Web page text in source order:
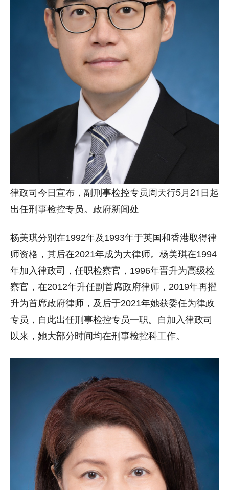
律政司今日宣布，副刑事检控专员周天行5月21日起
出任刑事检控专员。政府新闻处
杨美琪分别在1992年及1993年于英国和香港取得律
师资格，其后在2021年成为大律师。杨美琪在1994
年加入律政司，任职检察官，1996年晋升为高级检
察官，在2012年升任副首席政府律师，2019年再擢
升为首席政府律师，及后于2021年她获委任为律政
专员，自此出任刑事检控专员一职。自加入律政司
以来，她大部分时间均在刑事检控科工作。